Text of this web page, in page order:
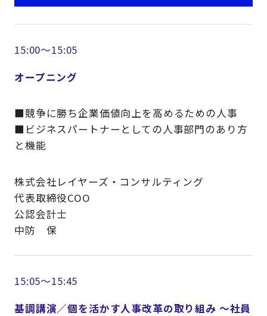
15:00～15:05
オープニング
■競争に勝ち企業価値向上を高めるための人事
■ビジネスパートナーとしての人事部門のあり方
と機能
株式会社レイヤーズ・コンサルティング
代表取締役COO
公認会計士
中防 保
15:05～15:45
基調講演／個を活かす人事改革の取り組み ～社員